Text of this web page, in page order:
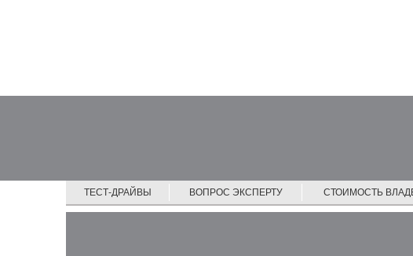
ТЕСТ-ДРАЙВЫ ВОПРОС ЭКСПЕРТУ СТОИМОСТЬ